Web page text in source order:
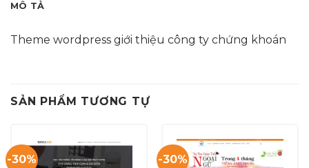
MÔ TẢ
Theme wordpress giới thiệu công ty chứng khoán
SẢN PHẨM TƯƠNG TỰ
-30% -30%